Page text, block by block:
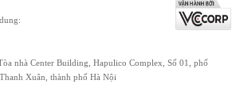
nhà Center Building, Hapulico Complex, Số 01, phố
Xuân, thành phố Hà Nội